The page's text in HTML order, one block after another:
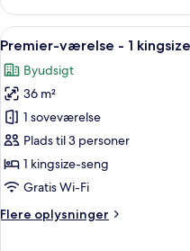
adgang
til
Club-
lounge
suite
1
seng
ikke-
ryger
adgang
til
Club-
Indlæs
alle
billeder
af
Premier-
værelse
-
1
seng
7
Premier-værelse - 1
Byudsigt
36 m²
1 soveværelse
Plads til 3 personer
1 kingsize-seng
Gratis Wi-Fi
Flere oplysninger
Flere